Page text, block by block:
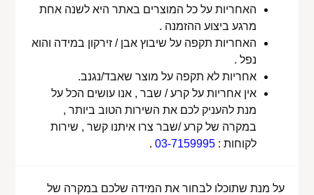
האחריות על כל המוצרים באתר היא לשנה אחת
מרגע ביצוע ההזמנה .
האחריות תקפה על שיבוץ אבן / זירקון במידה והוא
נפל .
אחריות לא תקפה על מוצר שאבד/נגנב.
אין אחריות על קרע / שבר , אנו עושים הכל על
מנת להעניק לכם את השירות הטוב ביותר ,
במקרה של קרע /שבר צרו איתנו קשר , שירות
לקוחות :03-7159995
.
על מנת שתוכלו לבחור את המידה שלכם במקרה של